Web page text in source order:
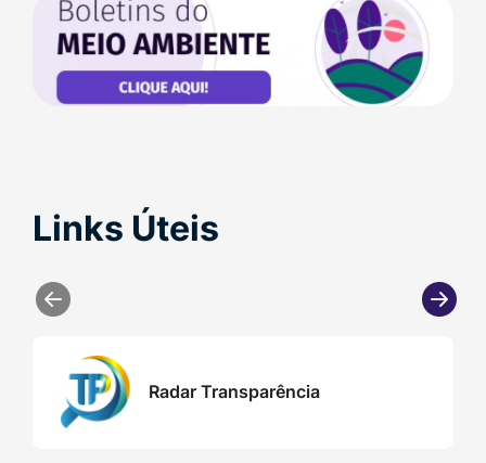
Banner
Boletins
do
Meio
Seção Links Úteis
Links Úteis
Links
Radar Transparência